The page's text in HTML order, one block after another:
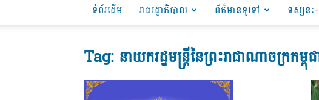
ទំព័រដើម រាជរដ្ឋាភិបាល ព័ត៌មានទូទៅ ទស្សន
Tag: នាយករដ្ឋមន្រ្តីនៃព្រះរាជាណាចក្រ​កម្ពុ